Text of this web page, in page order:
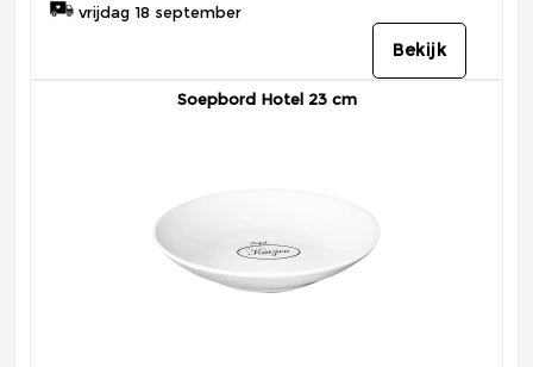
vrijdag 18 september
Bekijk
Soepbord Hotel 23 cm